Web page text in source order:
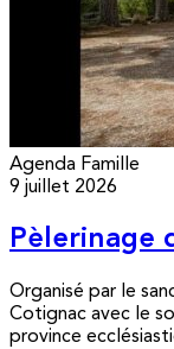
Agenda Famille
9 juillet 2026
Pèlerinage
Organisé par le
Cotignac avec le
province